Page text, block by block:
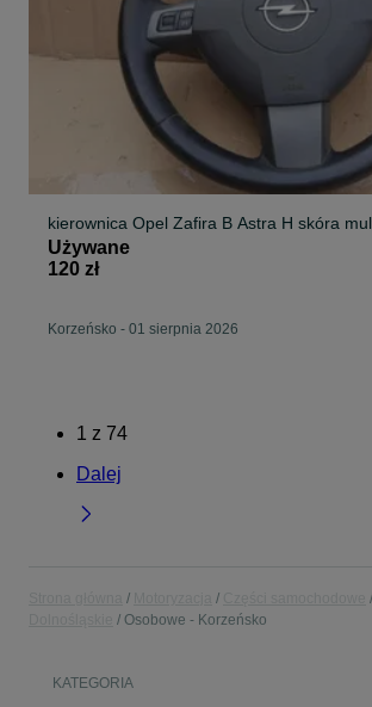
kierownica Opel Zafira B Astra H skóra
Używane
120 zł
Korzeńsko - 01 sierpnia 2026
1 z 74
Dalej
Osobowe - Korzeńsko
KATEGORIA